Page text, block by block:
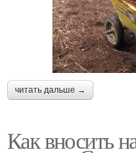
читать дальше →
Как вносить